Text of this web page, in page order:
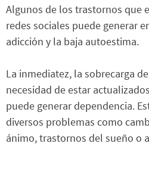
Algunos de los trastornos que
redes sociales puede generar
adicción y la baja autoestima.
La inmediatez, la sobrecarga
necesidad de estar
puede generar dependencia.
diversos problemas como
ánimo, trastornos del sueño o